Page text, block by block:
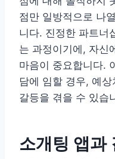
점만 일방적으로 나
니다. 진정한 파트너
는 과정이기에, 자신
마음이 중요합니다.
담에 임할 경우, 예
갈등을 겪을 수 있습
소개팅 앱과